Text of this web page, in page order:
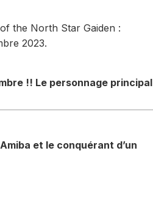
the North Star Gaiden :
2023.
!! Le personnage principal
et le conquérant d’un